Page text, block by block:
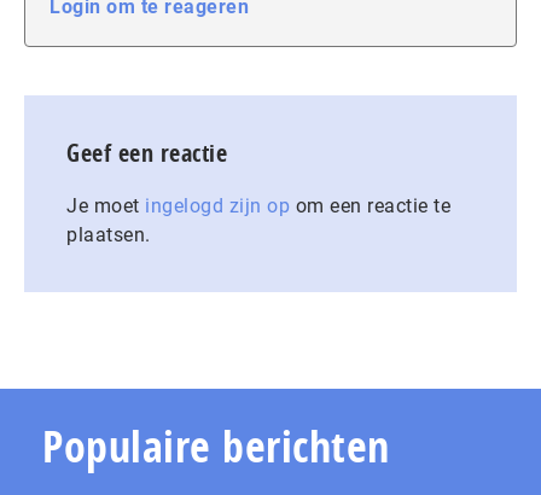
Login om te reageren
Geef een reactie
Je moet ingelogd zijn op om een reactie te
plaatsen.
Populaire berichten